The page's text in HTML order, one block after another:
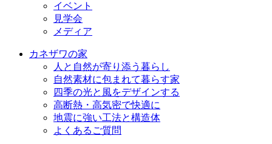
イベント
見学会
メディア
カネザワの家
人と自然が寄り添う暮らし
自然素材に包まれて暮らす家
四季の光と風をデザインする
高断熱・高気密で快適に
地震に強い工法と構造体
よくあるご質問